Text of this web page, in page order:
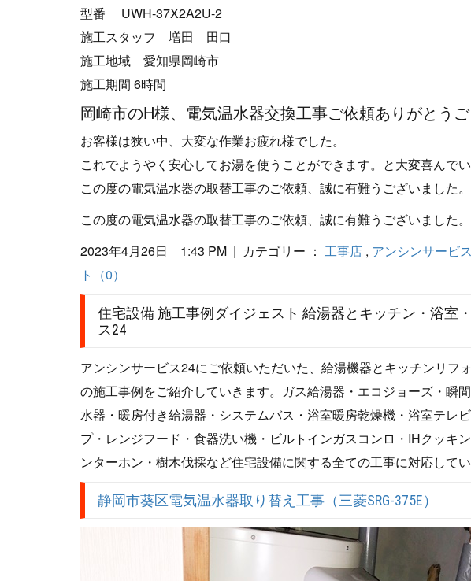
型番 UWH-37X2A2U-2
施工スタッフ 増田 田口
施工地域 愛知県岡崎市
施工期間 6時間
岡崎市のH様、電気温水器交換工事ご依頼ありがとうご
お客様は狭い中、大変な作業お疲れ様でした。
これでようやく安心してお湯を使うことができます。と大変喜んでい
この度の電気温水器の取替工事のご依頼、誠に有難うございました。
この度の電気温水器の取替工事のご依頼、誠に有難うございました。
2023年4月26日 1:43 PM | カテゴリー ： 工事店 , アンシンサービ
ト（0）
住宅設備 施工事例ダイジェスト 給湯器とキッチン・浴室
ス24
アンシンサービス24にご依頼いただいた、給湯機器とキッチンリフ
の施工事例をご紹介していきます。ガス給湯器・エコジョーズ・瞬
水器・暖房付き給湯器・システムバス・浴室暖房乾燥機・浴室テレ
プ・レンジフード・食器洗い機・ビルトインガスコンロ・IHクッキ
ンターホン・樹木伐採など住宅設備に関する全ての工事に対応して
静岡市葵区電気温水器取り替え工事（三菱SRG-375E）